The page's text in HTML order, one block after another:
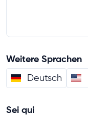
Weitere Sprachen
Deutsch
Sei qui